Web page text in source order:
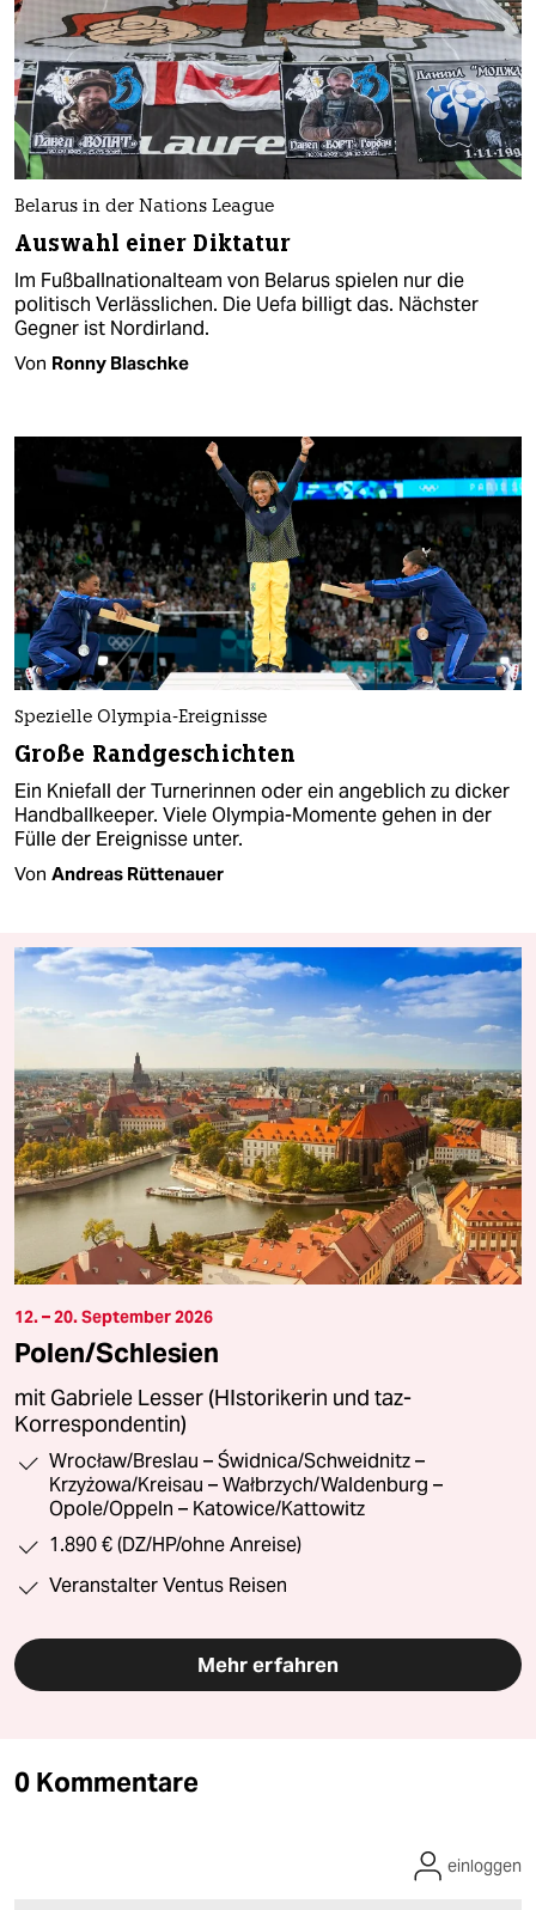
Belarus in der Nations League
Auswahl einer Diktatur
Im Fußballnationalteam von Belarus spielen nur die
politisch Verlässlichen. Die Uefa billigt das. Nächster
Gegner ist Nordirland.
Von Ronny Blaschke
Spezielle Olympia-Ereignisse
Große Randgeschichten
Ein Kniefall der Turnerinnen oder ein angeblich zu dicker
Handballkeeper. Viele Olympia-Momente gehen in der
Fülle der Ereignisse unter.
Von Andreas Rüttenauer
12. – 20. September 2026
Polen/Schlesien
mit Gabriele Lesser (HIstorikerin und taz-
Korrespondentin)
Wrocław/Breslau – Świdnica/Schweidnitz –
Krzyżowa/Kreisau – Wałbrzych/Waldenburg –
Opole/Oppeln – Katowice/Kattowitz
1.890 € (DZ/HP/ohne Anreise)
Veranstalter Ventus Reisen
Mehr erfahren
0 Kommentare
einloggen